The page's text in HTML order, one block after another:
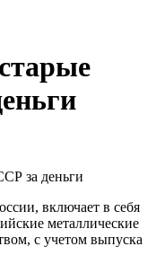
включает в себя
металлические
с учетом выпуска